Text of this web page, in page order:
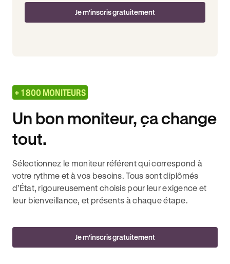
Je m'inscris gratuitement
+ 1 800 MONITEURS
Un bon moniteur, ça change
tout.
Sélectionnez le moniteur référent qui correspond à
votre rythme et à vos besoins. Tous sont diplômés
d’État, rigoureusement choisis pour leur exigence et
leur bienveillance, et présents à chaque étape.
Je m’inscris gratuitement